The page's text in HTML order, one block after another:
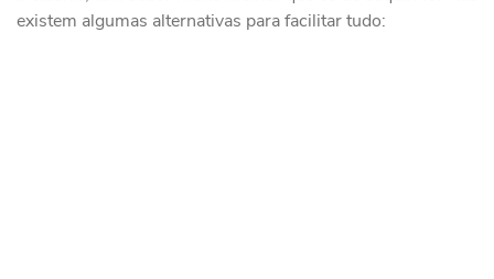
existem algumas alternativas para facilitar tudo: